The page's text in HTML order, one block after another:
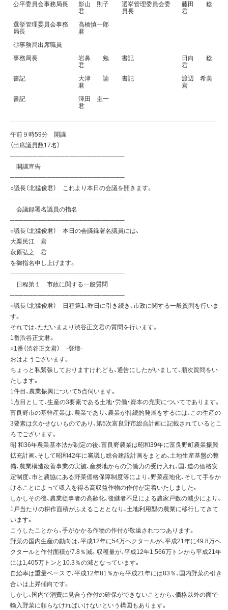
公平委員会事務局長
影山 則子
君
選挙管理委員会委
員長
藤田 稔
君
選挙管理委員会事務
局長
高橋慎一郎
君
◎事務局出席職員
事務局長
岩鼻 勉
君
書記
日向 稔
君
書記
大津 諭
君
書記
渡辺 希美
君
書記
澤田 圭一
君
─────────────────────────────────────────────
午前９時59分 開議
（出席議員数17名）
─────────────────────────
開議宣告
─────────────────────────
○議長（北猛俊君） これより本日の会議を開きます。
─────────────────────────
会議録署名議員の指名
─────────────────────────
○議長（北猛俊君） 本日の会議録署名議員には、
大栗民江 君
萩原弘之 君
を御指名申し上げます。
─────────────────────────
日程第１ 市政に関する一般質問
─────────────────────────
○議長（北猛俊君） 日程第1、昨日に引き続き、市政に関する一般質問を行いま
す。
それでは、ただいまより渋谷正文君の質問を行います。
1番渋谷正文君。
○1番（渋谷正文君） -登壇-
おはようございます。
ちょっと私緊張しておりますけれども、通告にしたがいまして、順次質問をい
たします。
1件目、農業振興について5点伺います。
1点目として、生産の3要素である土地・労働・資本の充実についてであります。
富良野市の基幹産業は、農業であり、農業が持続的発展をするには、この生産の
3要素は欠かせないものであり、第5次富良野市総合計画に記載されているとこ
ろでございます。
昭 和36年農業基本法が制定の後、富良野農業は昭和39年に富良野町農業振興
拡充計画、そして昭和42年に審議し総合建設計画をまとめ、土地生産基盤の整
備、農業構造改善事業の実施、産炭地からの労働力の受け入れ、国、道の価格安
定制度、市と農協にある野菜価格保障制度等により、野菜産地化、そして手をか
けることによって収入を得る高収益作物の作付が定着いたしました。
しかしその後、農業従事者の高齢化、後継者不足による農家戸数の減少により、
1戸当たりの耕作面積がふえることとなり、土地利用型の農業に移行してきて
います。
こうしたことから、手がかかる作物の作付が敬遠されつつあります。
野菜の国内生産の動向は、平成12年に54万ヘクタールが、平成21年に49.8万ヘ
クタールと作付面積が7.8％減。収穫量が、平成12年1,566万トンから平成21年
には1,405万トンと10.3％の減となっています。
自給率は重量ベースで、平成12年81％から平成21年には83％、国内野菜の引き
合いは上昇傾向です。
しかし、国内で消費に見合う作付の確保ができないことから、価格以外の面で
輸入野菜に頼らなければいけないという構図もあります。